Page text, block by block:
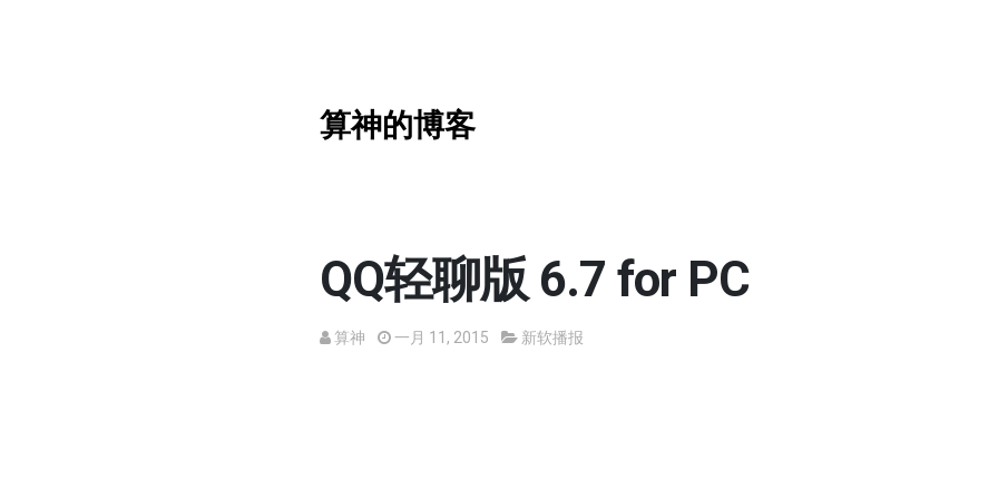
算神的博客
QQ轻聊版 6.7 for PC
算神 一月 11, 2015 新软播报